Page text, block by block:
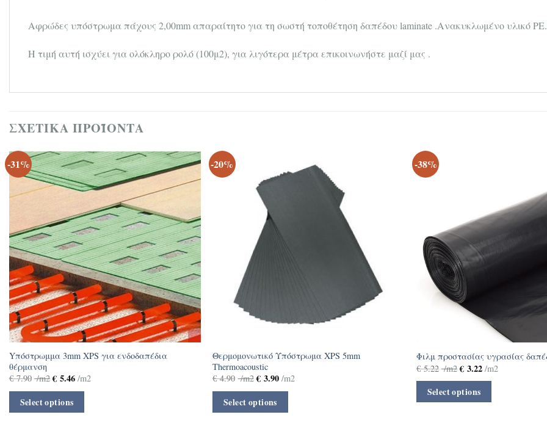
Αφρώδες υπόστρωμα πάχους 2,00mm απαραίτητο για τη σωστή τοποθέτηση δαπέδου laminate .Ανακυκλωμένο υλικό PE.
Η τιμή αυτή ισχύει για ολόκληρο ρολό (100μ2), για λιγότερα μέτρα επικοινωνήστε μαζί μας .
ΣΧΕΤΙΚΆ ΠΡΟΪΌΝΤΑ
-31%
Yπόστρωμμα 3mm XPS για ενδοδαπέδια
θέρμανση
€7.90 /m2 € 5.46 /m2
Select options
-20%
Θερμομονωτικό Υπόστρωμα XPS 5mm
Thermoacoustic
€4.90 /m2 €3.90/m2
Select options
-38%
Φιλμ προστασίας υγρασίας
€5.22 /m2 € 3.22 /m2
Select options